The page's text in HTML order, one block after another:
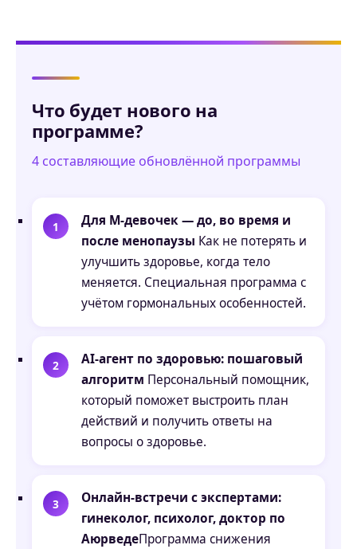
Что будет нового на
программе?
4 составляющие обновлённой программы
Для М-девочек — до, во время и
после менопаузы Как не потерять и
улучшить здоровье, когда тело
меняется. Специальная программа с
учётом гормональных особенностей.
AI-агент по здоровью: пошаговый
алгоритм Персональный помощник,
который поможет выстроить план
действий и получить ответы на
вопросы о здоровье.
Онлайн-встречи с экспертами:
гинеколог, психолог, доктор по
АюрведеПрограмма снижения